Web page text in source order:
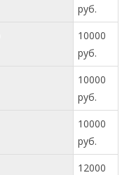
руб.
10000
руб.
10000
руб.
10000
руб.
12000